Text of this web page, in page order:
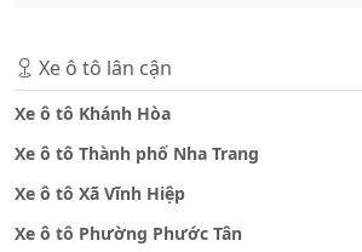
Xe ô tô lân cận
Xe ô tô Khánh Hòa
Xe ô tô Thành phố Nha Trang
Xe ô tô Xã Vĩnh Hiệp
Xe ô tô Phường Phước Tân